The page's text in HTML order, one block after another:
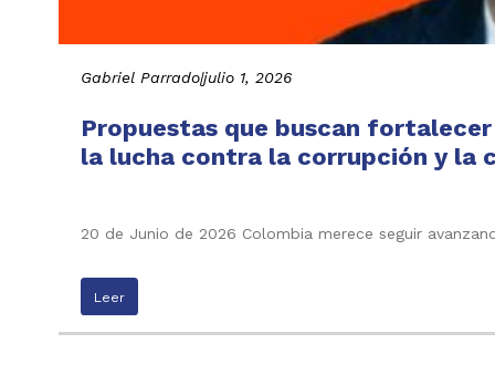
Gabriel Parrado|julio 1, 2026
Propuestas que buscan
la lucha contra la corrupción y la
20 de Junio de 2026 Colombia merece seguir
Leer